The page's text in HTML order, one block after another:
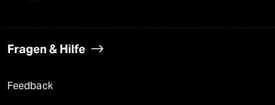
Fragen & Hilfe
Feedback